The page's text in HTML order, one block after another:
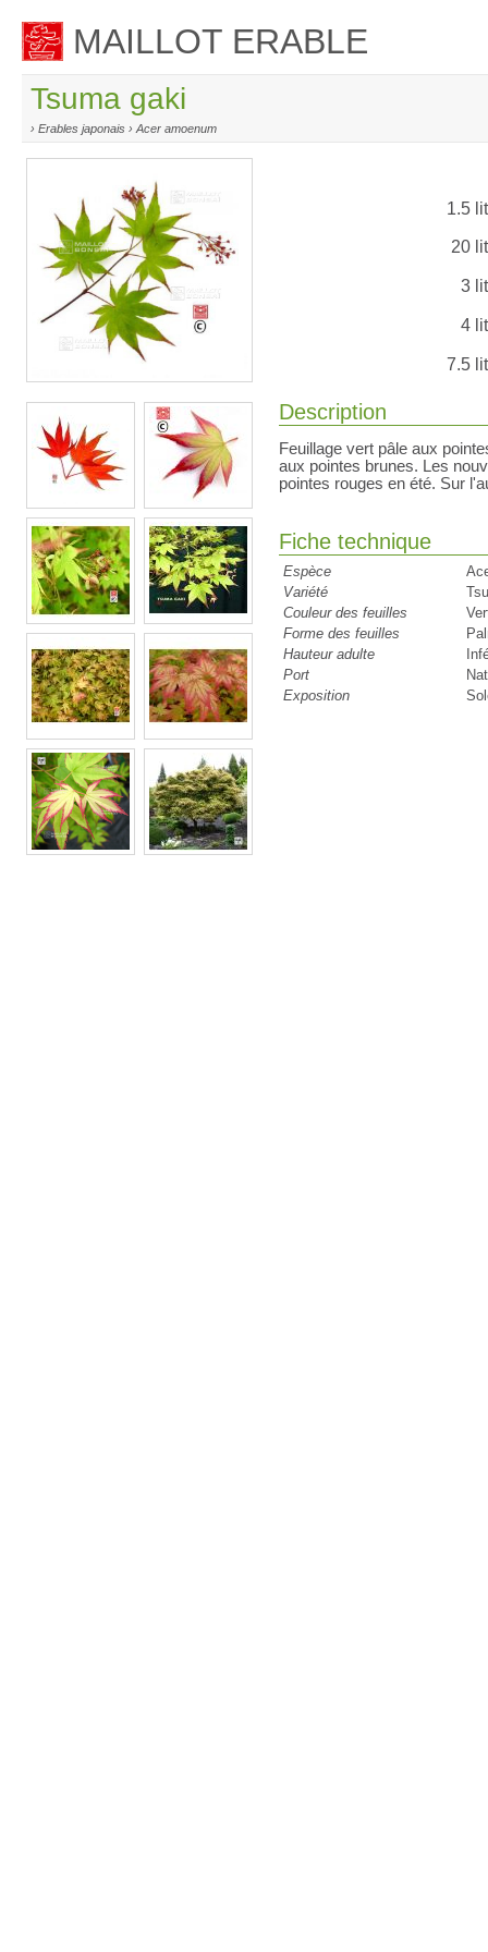
MAILLOT ERABLE
Tsuma gaki
› Erables japonais › Acer amoenum
1.5
20
3
4
7.5
Description
Feuillage vert pâle aux
aux pointes brunes. Les
pointes rouges en été. Sur
Fiche technique
Espèce
Variété
Couleur des feuilles
Forme des feuilles
Hauteur adulte
Port
Exposition